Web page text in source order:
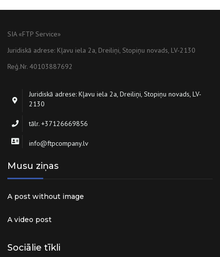
SIA «FTP Service»
Juridiskā adrese: Kļavu iela 2a, Dreiliņi, Stopiņu novads, LV-2130
Reģ.Nr. 40103887692
Juridiskā adrese: Kļavu iela 2a, Dreiliņi, Stopiņu novads, LV-
2130
tālr. +37126669856
info@ftpcompany.lv
Musu ziņas
A post without image
A video post
Sociālie tīkli